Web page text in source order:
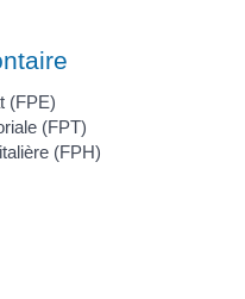
(FPE)
(FPT)
(FPH)